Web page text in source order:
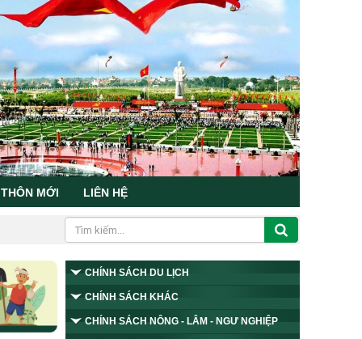
MỚI LIÊN HỆ
CHÍNH SÁCH DU LỊCH
CHÍNH SÁCH KHÁC
CHÍNH SÁCH NÔNG - LÂM - NGƯ NGHIỆP